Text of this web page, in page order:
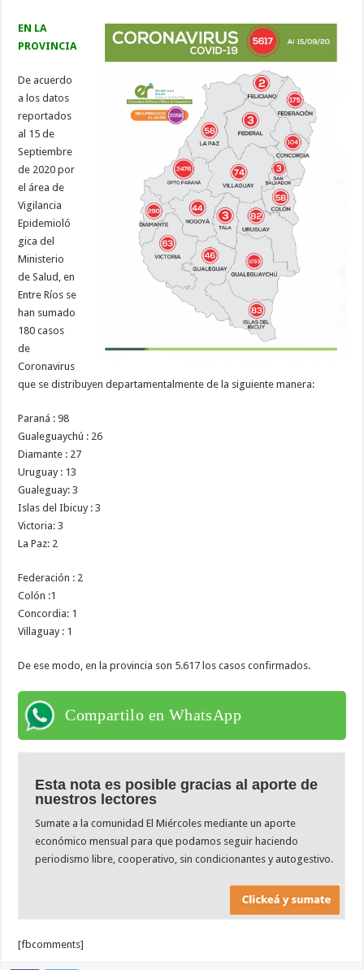
EN LA
PROVINCIA
De acuerdo
a los datos
reportados
al 15 de
Septiembre
de 2020 por
el área de
Vigilancia
Epidemioló
gica del
Ministerio
de Salud, en
Entre Ríos se
han sumado
180 casos
de
Coronavirus
que se distribuyen departamentalmente de la siguiente manera:
Paraná : 98
Gualeguaychú : 26
Diamante : 27
Uruguay : 13
Gualeguay: 3
Islas del Ibicuy : 3
Victoria: 3
La Paz: 2
Federación : 2
Colón :1
Concordia: 1
Villaguay : 1
De ese modo, en la provincia son 5.617 los casos confirmados.
Compartilo en WhatsApp
Esta nota es posible gracias al aporte de
nuestros lectores
Sumate a la comunidad El Miércoles mediante un aporte
económico mensual para que podamos seguir haciendo
periodismo libre, cooperativo, sin condicionantes y autogestivo.
[fbcomments]